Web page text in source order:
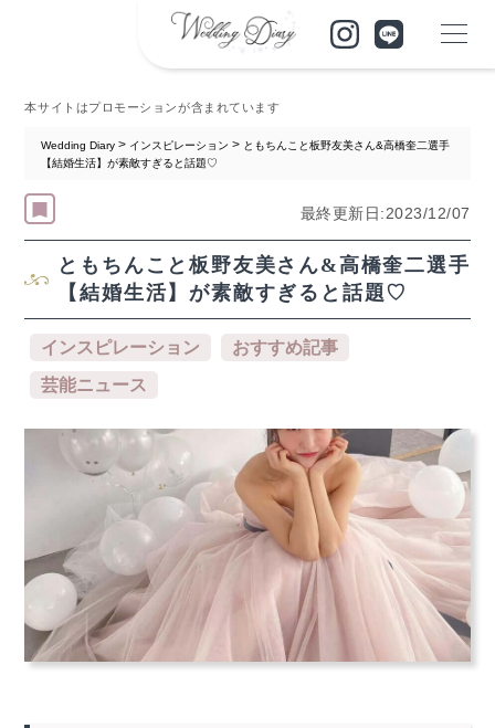
本サイトはプロモーションが含まれています
Wedding Diary > インスピレーション > ともちんこと板野友美さん&高橋奎二選手
【結婚生活】が素敵すぎると話題♡
最終更新日:2023/12/07
ともちんこと板野友美さん&高橋奎二選手
【結婚生活】が素敵すぎると話題♡
インスピレーション
おすすめ記事
芸能ニュース